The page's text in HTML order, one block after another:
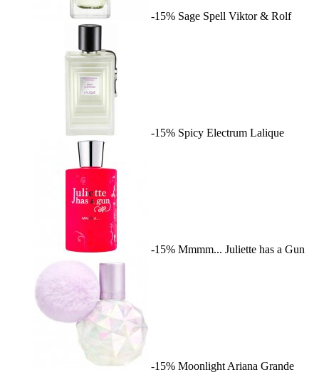
-15% Sage Spell Viktor & Rolf
-15% Spicy Electrum Lalique
-15% Mmmm... Juliette has a Gun
-15% Moonlight Ariana Grande